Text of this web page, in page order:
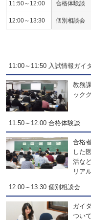
11:50～12:00 合格体験談
12:00～13:30 個別相談会
11:00～11:50 入試情報ガイ
教務
ック
11:50～12:00 合格体験談
合格
した
活な
リア
12:00～13:30 個別相談会
ガイ
つい